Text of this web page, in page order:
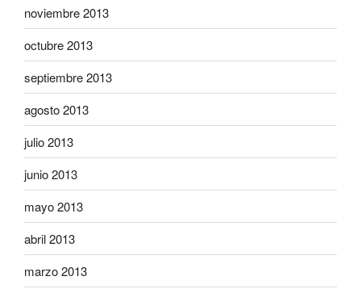
noviembre 2013
octubre 2013
septiembre 2013
agosto 2013
julio 2013
junio 2013
mayo 2013
abril 2013
marzo 2013